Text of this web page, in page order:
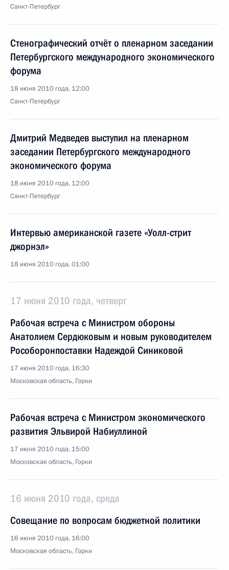
Санкт-Петербург
Стенографический отчёт о пленарном заседании
Петербургского международного экономического
форума
18 июня 2010 года, 12:00
Санкт-Петербург
Дмитрий Медведев выступил на пленарном
заседании Петербургского международного
экономического форума
18 июня 2010 года, 12:00
Санкт-Петербург
Интервью американской газете «Уолл-стрит
джорнэл»
18 июня 2010 года, 01:00
17 июня 2010 года, четверг
Рабочая встреча с Министром обороны
Анатолием Сердюковым и новым руководителем
Рособоронпоставки Надеждой Синиковой
17 июня 2010 года, 16:30
Московская область, Горки
Рабочая встреча с Министром экономического
развития Эльвирой Набиуллиной
17 июня 2010 года, 15:00
Московская область, Горки
16 июня 2010 года, среда
Совещание по вопросам бюджетной политики
16 июня 2010 года, 16:00
Московская область, Горки